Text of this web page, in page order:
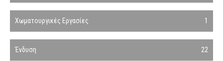
Χωματουργικές Εργασίες 1
Ένδυση 22